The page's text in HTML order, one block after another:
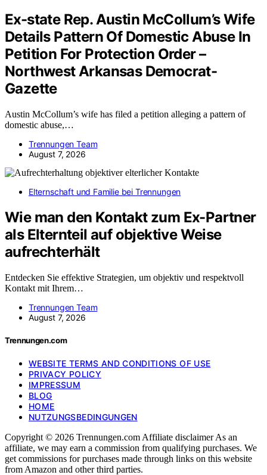
Ex-state Rep. Austin McCollum’s Wife
Details Pattern Of Domestic Abuse In
Petition For Protection Order –
Northwest Arkansas Democrat-
Gazette
Austin McCollum’s wife has filed a petition alleging a pattern of
domestic abuse,…
Trennungen Team
August 7, 2026
Elternschaft und Familie bei Trennungen
Wie man den Kontakt zum Ex-Partner
als Elternteil auf objektive Weise
aufrechterhält
Entdecken Sie effektive Strategien, um objektiv und respektvoll
Kontakt mit Ihrem…
Trennungen Team
August 7, 2026
Trennungen.com
WEBSITE TERMS AND CONDITIONS OF USE
PRIVACY POLICY
IMPRESSUM
BLOG
HOME
NUTZUNGSBEDINGUNGEN
Copyright © 2026 Trennungen.com Affiliate disclaimer As an
affiliate, we may earn a commission from qualifying purchases. We
get commissions for purchases made through links on this website
from Amazon and other third parties.